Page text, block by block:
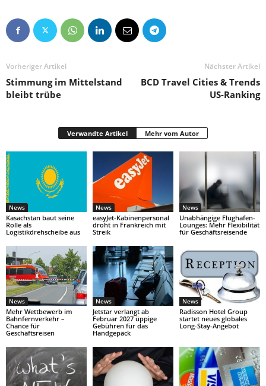
Vorheriger Artikel
Stimmung im Mittelstand
bleibt trübe
Nächster Artikel
BCD Travel Cities & Trends
US-Ranking
Verwandte Artikel Mehr vom Autor
News
Kasachstan baut seine
Rolle als
Logistikdrehscheibe aus
News
easyJet-Kabinenpersonal
droht in Frankreich mit
Streik
News
Unabhängige Flughafen-
Lounges: Mehr Flexibilität
für Geschäftsreisende
News
Mehr Wettbewerb im
Bahnfernverkehr –
Chance für
Geschäftsreisen
News
Jetstar verlangt ab
Februar 2027 üppige
Gebühren für das
Handgepäck
News
Radisson Hotel Group
startet neues globales
Long-Stay-Angebot